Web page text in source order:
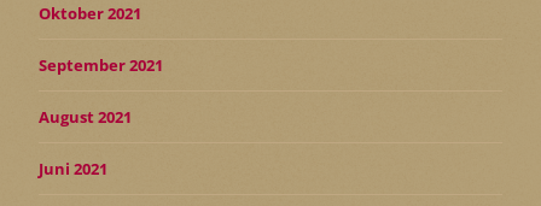
Oktober 2021
September 2021
August 2021
Juni 2021